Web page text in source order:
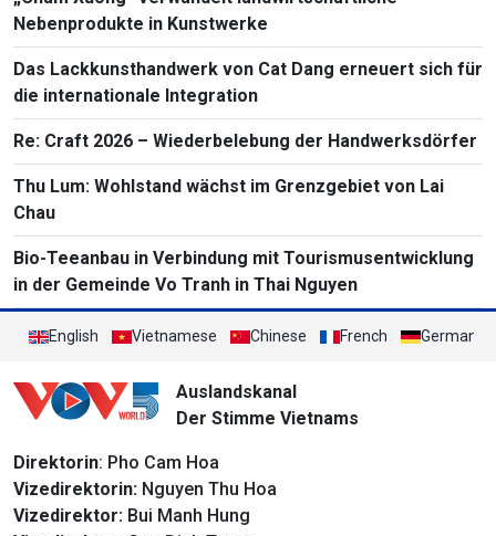
Nebenprodukte in Kunstwerke
Das Lackkunsthandwerk von Cat Dang erneuert sich für
die internationale Integration
Re: Craft 2026 – Wiederbelebung der Handwerksdörfer
Thu Lum: Wohlstand wächst im Grenzgebiet von Lai
Chau
Bio-Teeanbau in Verbindung mit Tourismusentwicklung
in der Gemeinde Vo Tranh in Thai Nguyen
English Vietnamese Chinese French German
Auslandskanal
Der Stimme Vietnams
Direktorin: Pho Cam Hoa
Vizedirektorin: Nguyen Thu Hoa
Vizedirektor: Bui Manh Hung